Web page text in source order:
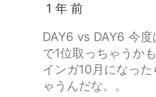
1 年 前
DAY6 vs DAY6 今
で1位取っちゃうかも
インガ10月になっ
ゃうんだな。。